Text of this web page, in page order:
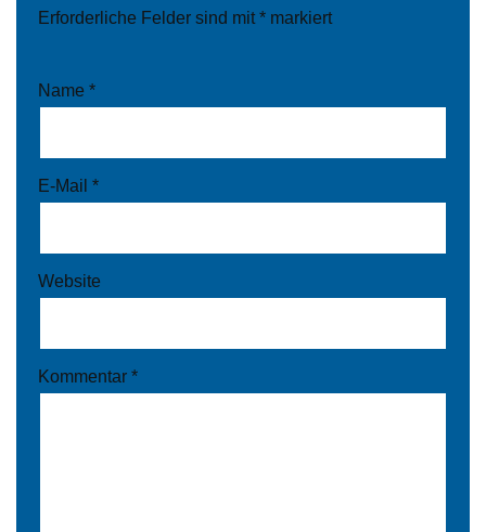
Erforderliche Felder sind mit* markiert
Name *
E-Mail *
Website
Kommentar *